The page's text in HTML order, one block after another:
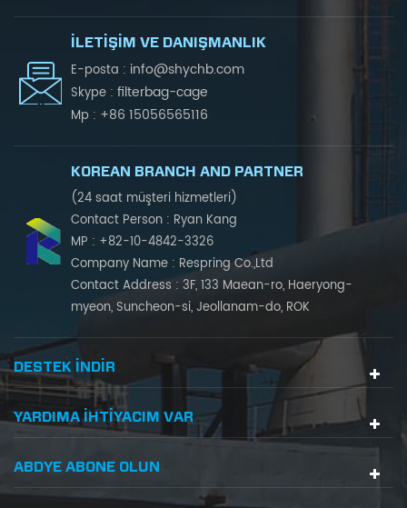
İLETIŞIM VE DANIŞMANLIK
E-posta : info@shychb.com
Skype : filterbag-cage
Mp : +86 15056565116
KOREAN BRANCH AND PARTNER
(24 saat müşteri hizmetleri)
Contact Person : Ryan Kang
MP : +82-10-4842-3326
Company Name : Respring Co.,Ltd
Contact Address : 3F, 133 Maean-ro, Haeryong-
myeon, Suncheon-si, Jeollanam-do, ROK
DESTEK INDIR
YARDIMA IHTIYACIM VAR
ABDYE ABONE OLUN